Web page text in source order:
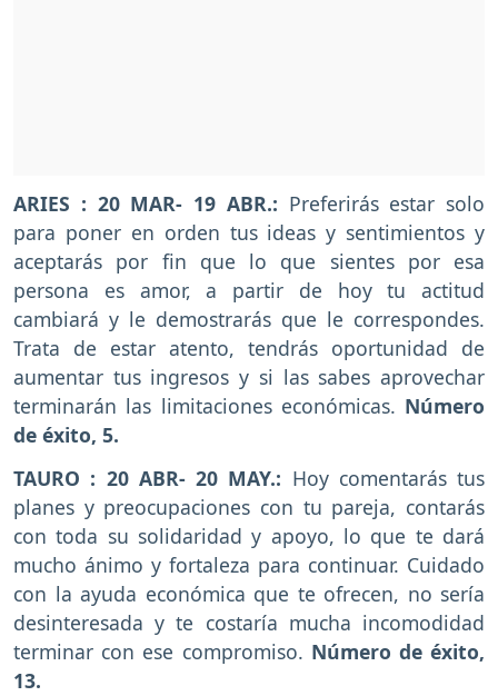
ARIES : 20 MAR- 19 ABR.: Preferirás estar solo
para poner en orden tus ideas y sentimientos y
aceptarás por fin que lo que sientes por esa
persona es amor, a partir de hoy tu actitud
cambiará y le demostrarás que le correspondes.
Trata de estar atento, tendrás oportunidad de
aumentar tus ingresos y si las sabes aprovechar
terminarán las limitaciones económicas. Número
de éxito, 5.
TAURO : 20 ABR- 20 MAY.: Hoy comentarás tus
planes y preocupaciones con tu pareja, contarás
con toda su solidaridad y apoyo, lo que te dará
mucho ánimo y fortaleza para continuar. Cuidado
con la ayuda económica que te ofrecen, no sería
desinteresada y te costaría mucha incomodidad
terminar con ese compromiso. Número de éxito,
13.